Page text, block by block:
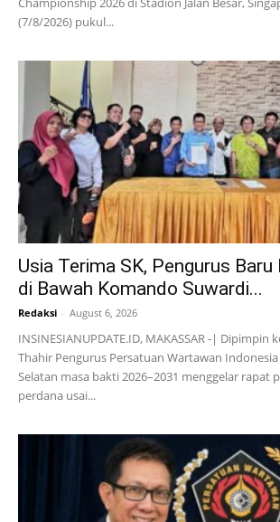
(7/8/2026) pukul...
Usia Terima SK, Pengurus
di Bawah Komando Suwardi...
Redaksi - August 6, 2026
INSINESIANUPDATE.ID, MAKASSAR -| Dipimpin
Thahir Pengurus Persatuan Wartawan Indonesia
Selatan masa bakti 2026–2031 menggelar rapat
perdana usai...